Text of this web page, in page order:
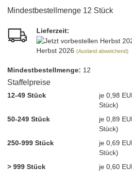
Mindestbestellmenge 12 Stück
Lieferzeit:
Herbst 2026 (Ausland abweichend)
Mindest­bestellmenge: 12
Staffelpreise
12-49 Stück
je 0,98
Stück)
50-249 Stück
je 0,89
Stück)
250-999 Stück
je 0,69
Stück)
> 999 Stück
je 0,60